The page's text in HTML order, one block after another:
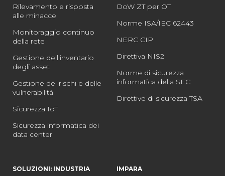
Rilevamento e risposta
alle minacce
Monitoraggio continuo
della rete
Gestione dell'inventario
degli asset
Gestione dei rischi e delle
vulnerabilità
Sicurezza IoT
Sicurezza informatica dei
data center
DoW ZT per OT
Norme ISA/IEC 62443
NERC CIP
Direttiva NIS2
Norme di sicurezza
informatica della SEC
Direttive di sicurezza TSA
SOLUZIONI: INDUSTRIA IMPARA